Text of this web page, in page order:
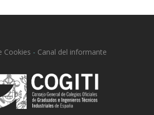
Cookies - Canal del informante